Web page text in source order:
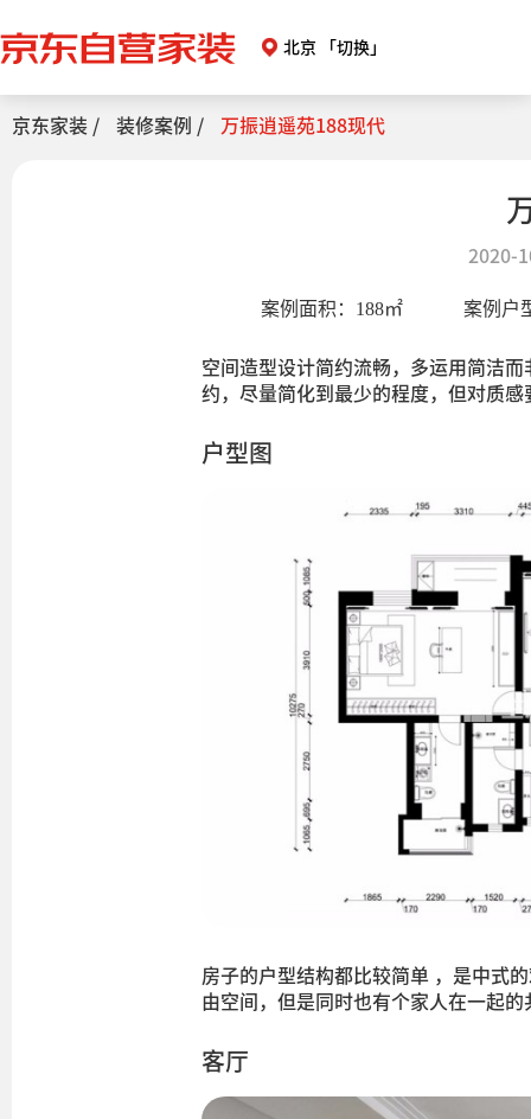
北京 「切换」
京东家装 / 装修案例 / 万振逍遥苑188现代
2020-
案例面积： 188㎡ 案例户
空间造型设计简约流畅，多运用简洁
约，尽量简化到最少的程度，但对质
户型图
房子的户型结构都比较简单 ，是中式
由空间，但是同时也有个家人在一起
客厅